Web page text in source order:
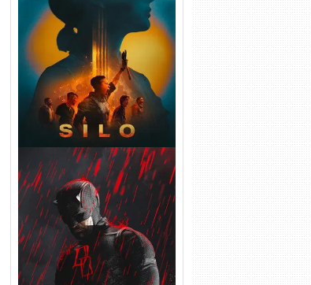
Silo 2ª Temporada (2024)
WEB-DL 1080p Dual Áudio
Demolidor: Renascido 2ª
Temporada (2026) WEB-DL
1080p Dual Áudio